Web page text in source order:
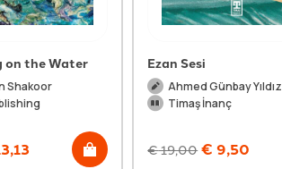
on the Water
Shakoor
Ezan Sesi
Ahmed Günbay Yıldız
Timaş İnanç
€19,00 € 9,50